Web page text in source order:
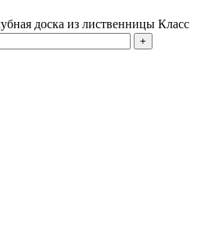
доска из лиственницы Класс